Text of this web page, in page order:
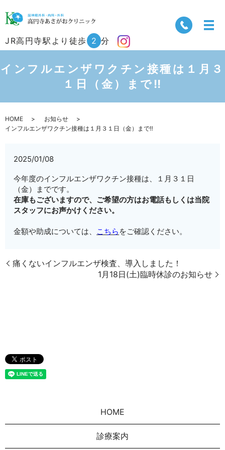
JR高円寺駅より徒歩 2 分
インフルエンザワクチン接種は１月３
１日（金）まで‼
HOME
お知らせ
インフルエンザワクチン接種は１月３１日（金）まで‼
2025/01/08
今年度のインフルエンザワクチン接種は、１月３１日
（金）までです。
在庫もございますので、ご希望の方はお電話もしくは当院
スタッフにお声かけください。
金額や助成については、 こちら をご確認ください。
痛くないインフルエンザ検査、導入しました！
1月18日(土)臨時休診のお知らせ
HOME
診療案内